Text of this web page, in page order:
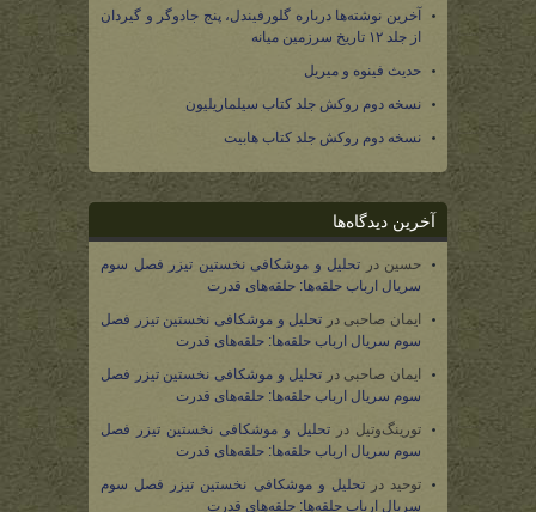
آخرین نوشته‌ها درباره گلورفیندل، پنج جادوگر و گیردان
از جلد ۱۲ تاریخ سرزمین میانه
حدیث فینوه و میریل
نسخه دوم روکش جلد کتاب سیلماریلیون
نسخه دوم روکش جلد کتاب هابیت
آخرین دیدگاه‌ها
حسین در تحلیل و موشکافی نخستین تیزر فصل سوم
سریال ارباب حلقه‌ها: حلقه‌های قدرت
ایمان صاحبی در تحلیل و موشکافی نخستین تیزر فصل
سوم سریال ارباب حلقه‌ها: حلقه‌های قدرت
ایمان صاحبی در تحلیل و موشکافی نخستین تیزر فصل
سوم سریال ارباب حلقه‌ها: حلقه‌های قدرت
تورینگ‌وتیل در تحلیل و موشکافی نخستین تیزر فصل
سوم سریال ارباب حلقه‌ها: حلقه‌های قدرت
توحید درتحلیل و موشکافی نخستین تیزر فصل سوم
سریال ارباب حلقه‌ها: حلقه‌های قدرت